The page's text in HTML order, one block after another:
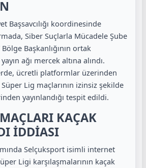
Başsavcılığı koordinesinde
Siber Suçlarla Mücadele Şube
Başkanlığının ortak
ağı mercek altına alındı.
ücretli platformlar üzerinden
Lig maçlarının izinsiz şekilde
yayınlandığı tespit edildi.
KAÇAK
İDDİASI
Selçuksport isimli internet
Ligi karşılaşmalarının kaçak